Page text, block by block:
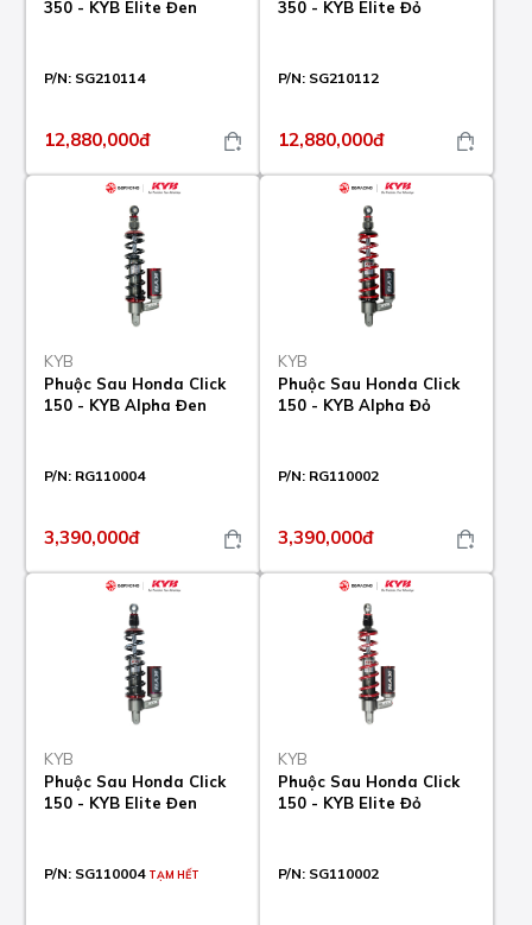
350 - KYB Elite Đen
P/N: SG210114
12,880,000đ
350 - KYB Elite Đỏ
P/N: SG210112
12,880,000đ
KYB
Phuộc Sau Honda Click
150 - KYB Alpha Đen
P/N: RG110004
3,390,000đ
KYB
Phuộc Sau Honda Click
150 - KYB Alpha Đỏ
P/N: RG110002
3,390,000đ
KYB
Phuộc Sau Honda Click
150 - KYB Elite Đen
P/N: SG110004 TẠM HẾT
KYB
Phuộc Sau Honda Click
150 - KYB Elite Đỏ
P/N: SG110002